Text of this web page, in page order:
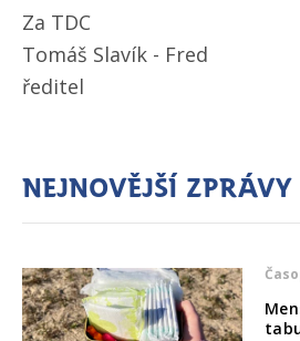
Za TDC
Tomáš Slavík - Fred
ředitel
Nejnovější zprávy